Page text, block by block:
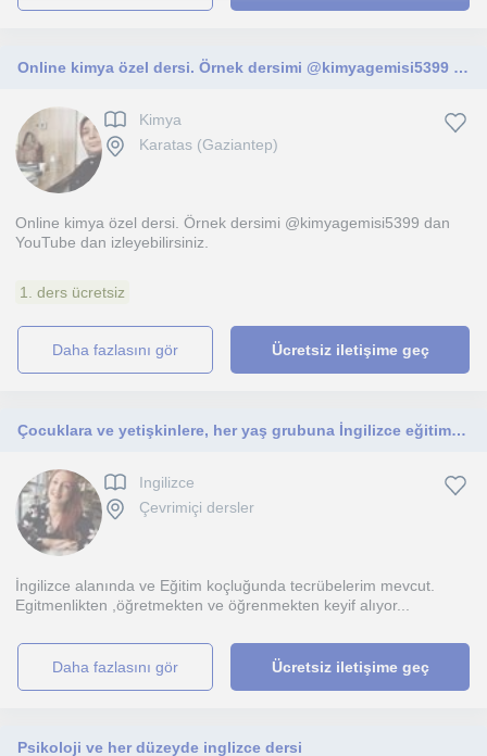
Online kimya özel dersi. Örnek dersimi @kimyagemisi5399 dan YouTube dan izleyebilirsiniz
Kimya
Karatas (Gaziantep)
Online kimya özel dersi. Örnek dersimi @kimyagemisi5399 dan
YouTube dan izleyebilirsiniz.
1. ders ücretsiz
daha fazlasını gör Ücretsiz iletişime geç
Çocuklara ve yetişkinlere, her yaş grubuna İngilizce eğitimde yardımcı olmaktan mutluluk duyarım.
Ingilizce
Çevrimiçi dersler
İngilizce alanında ve Eğitim koçluğunda tecrübelerim mevcut.
Egitmenlikten ,öğretmekten ve öğrenmekten keyif alıyor...
daha fazlasını gör Ücretsiz iletişime geç
Psikoloji ve her düzeyde inglizce dersi